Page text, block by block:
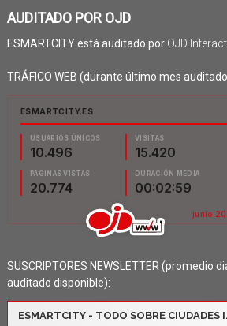
AUDITADO POR OJD
ESMARTCITY está auditado por OJD
TRÁFICO WEB (durante último mes
SUSCRIPTORES NEWSLETTER (promedio
auditado disponible):